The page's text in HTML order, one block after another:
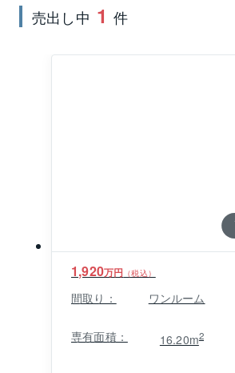
ライフには便利です。最寄り駅のJR
市ヶ谷駅へは徒歩10分です。東京メ
北線と都営新宿線も利用でき各方面
売出し中 1 件
1,920万円 （税込）
間取り： ワンルーム
専有面積： 16.20m2